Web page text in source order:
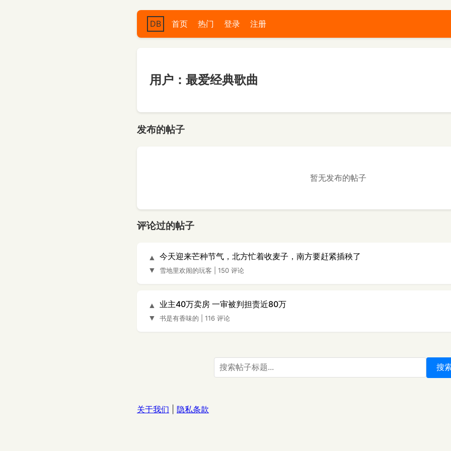
DB 首页 热门 登录 注册
用户：最爱经典歌曲
发布的帖子
暂无发布的帖子
评论过的帖子
▲
▼
今天迎来芒种节气，北方忙着收麦子，南方要赶紧插秧了
雪地里欢闹的玩客 150 评论
▲
▼
业主40万卖房 一审被判担责近80万
书是有香味的 116 评论
搜
关于我们 隐私条款